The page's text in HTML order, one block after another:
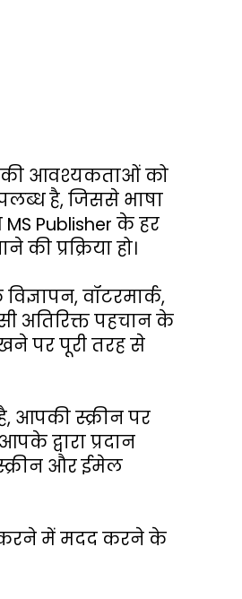
की आवश्यकताओं को
है, जिससे भाषा
Publisher के हर
प्रक्रिया हो।
वॉटरमार्क,
अतिरिक्त पहचान के
पर पूरी तरह से
आपकी स्क्रीन पर
द्वारा प्रदान
और ईमेल
करने में मदद करने के